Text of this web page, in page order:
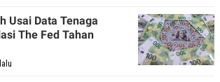
Usai Data Tenaga
The Fed Tahan